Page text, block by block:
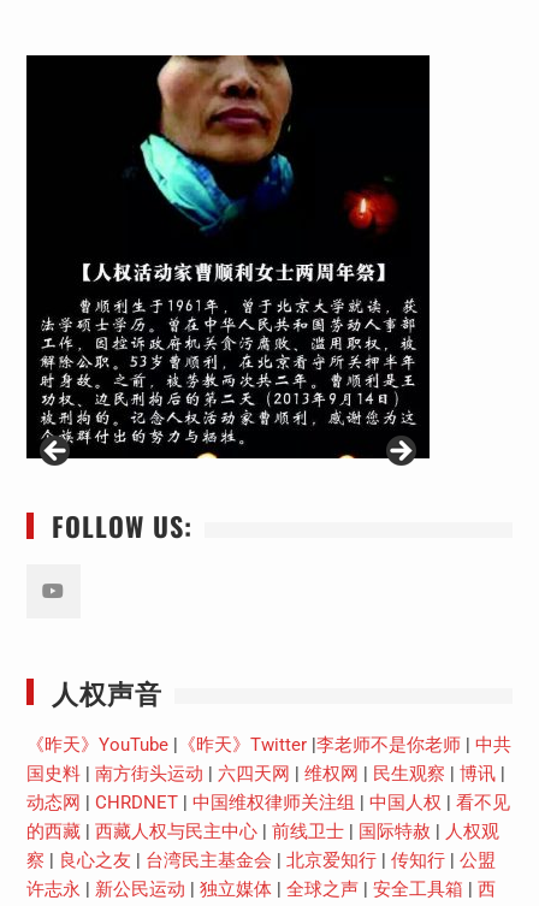
FOLLOW US:
人权声音
《昨天》YouTube| 《昨天》Twitter| 李老师不是你老师| 中共
国史料| 南方街头运动 六四天网 维权网 民生观察 博讯|
动态网
CHRDNET| 中国维权律师关注组 中国人权
看不见
的西藏| 西藏人权与民主中心| 前线卫士| 国际特赦
人权观
察
良心之友 台湾民主基金会 北京爱知行| 传知行| 公盟
许志永
新公民运动 独立媒体| 全球之声| 安全工具箱
西